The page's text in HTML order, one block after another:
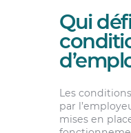
Qui
Les
par
mises en